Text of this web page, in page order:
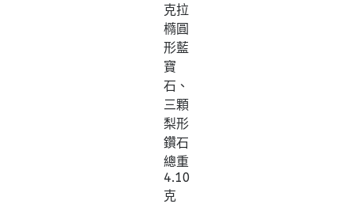
克拉
橢圓
形藍
寶
石、
三顆
梨形
鑽石
總重
4.10
克